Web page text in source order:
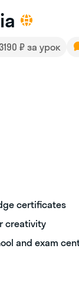
₽ за урок
certificates
creativity
and exam